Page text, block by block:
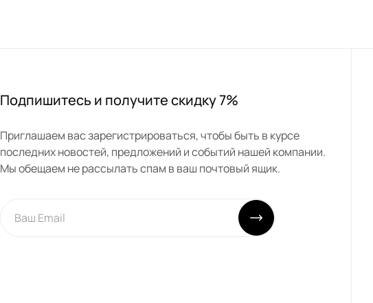
Подпишитесь и получите скидку 7%
Приглашаем вас зарегистрироваться, чтобы быть в курсе
последних новостей, предложений и событий нашей компании.
Мы обещаем не рассылать спам в ваш почтовый ящик.